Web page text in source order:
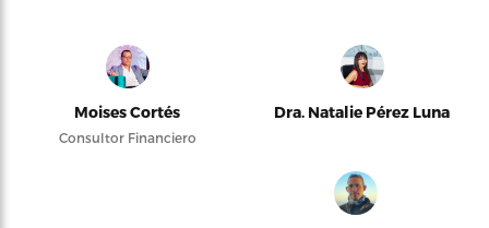
Moises Cortés
Consultor Financiero
Dra. Natalie Pérez Luna